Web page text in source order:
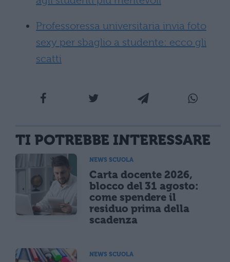
Professoressa universitaria invia foto
sexy per sbaglio a studente: ecco gli
scatti
TI POTREBBE INTERESSARE
NEWS SCUOLA
Carta docente 2026,
blocco del 31 agosto:
come spendere il
residuo prima della
scadenza
NEWS SCUOLA